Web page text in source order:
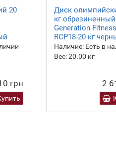
20
грн
Диск
кг обрезиненный
Generation Fitness
RCP18-20 кг
Наличие: Есть в
Вес:20.00 кг
2